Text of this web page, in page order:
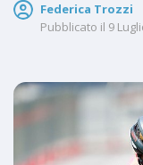
Federica Trozzi
Pubblicato il 9